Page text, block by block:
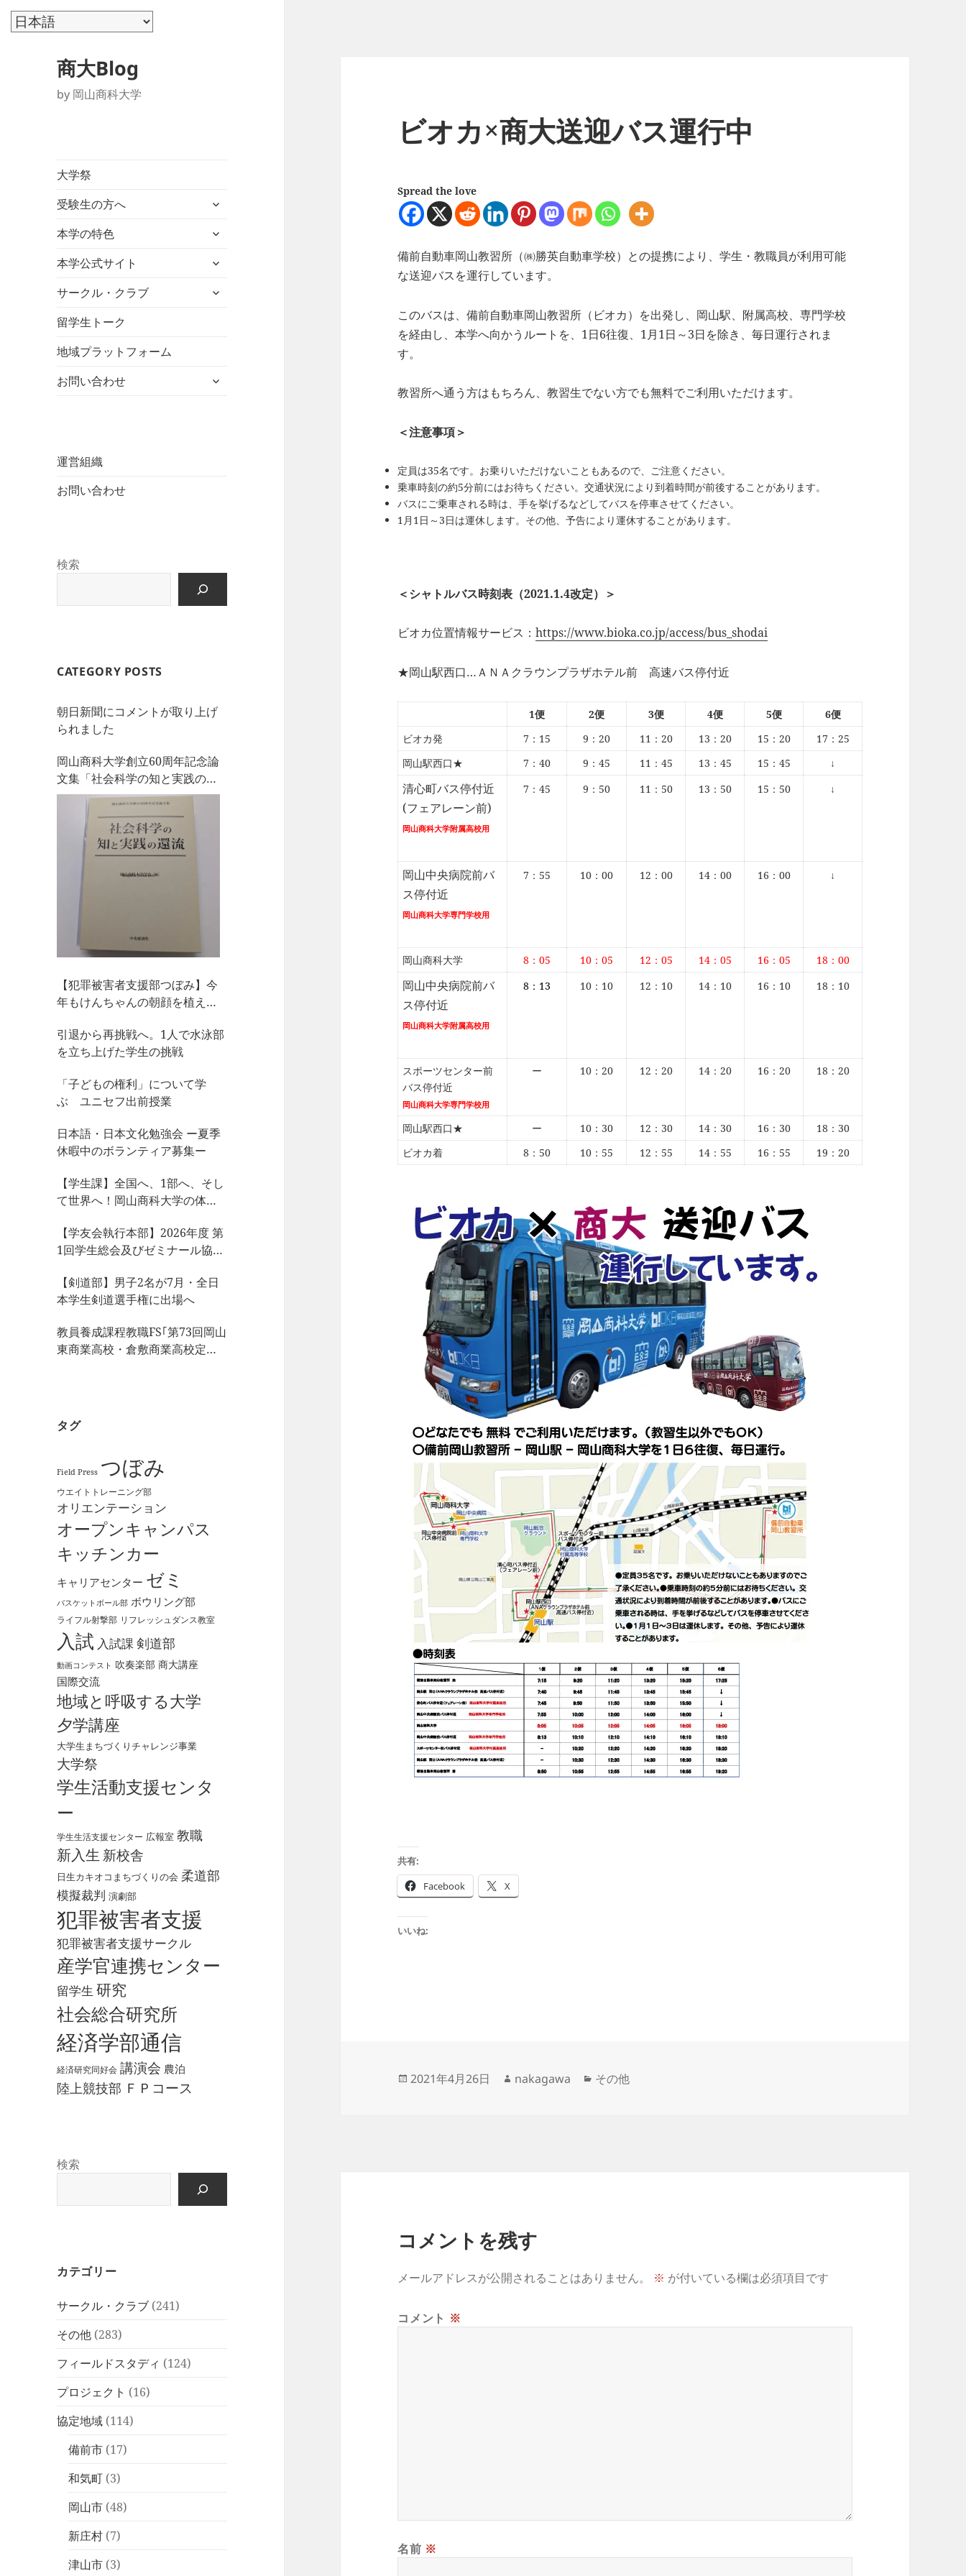
商大Blog
by 岡山商科大学
大学祭
受験生の方へ
サ
メ
ュ
を
本学の特色
サ
メ
ュ
本学公式サイト
サ
メ
サークル・クラブ
サ
を
留学生トーク
地域プラットフォーム
お問い合わせ
サ
運営組織
お問い合わせ
検索
CATEGORY POSTS
朝日新聞にコメントが取り上げ
られました
岡山商科大学創立60周年記念論
文集「社会科学の知と実践の還
流」を刊行しました
【犯罪被害者支援部つぼみ】今
年もけんちゃんの朝顔を植えま
引退から再挑戦へ。1人で水泳部
を立ち上げた学生の挑戦
「子どもの権利」について学
ぶ ユニセフ出前授業
日本語・日本文化勉強会 ー夏季
休暇中のボランティア募集ー
【学生課】全国へ、1部へ、そし
て世界へ！岡山商科大学の体育
動！
【学友会執行本部】2026年度 第
1回学生総会及びゼミナール協議
ました！
【剣道部】男子2名が7月・全日
本学生剣道選手権に出場へ
教員養成課程教職FS｢第73回岡山
東商業高校・倉敷商業高校定期
タグ
Field Press つぼみ
ウエイトトレーニング部
オリエンテーション
オープンキャンパス
キッチンカー
キャリアセンター ゼミ
バスケットボール部 ボウリング部
ライフル射撃部 リフレッシュダンス教室
入試 入試課 剣道部
動画コンテスト 吹奏楽部 商大講座
国際交流
地域と呼吸する大学
夕学講座
大学生まちづくりチャレンジ事業
大学祭
学生活動支援センタ
ー
学生生活支援センター 広報室 教職
新入生 新校舎
日生カキオコまちづくりの会 柔道部
模擬裁判 演劇部
犯罪被害者支援
犯罪被害者支援サークル
産学官連携センター
留学生 研究
社会総合研究所
経済学部通信
経済研究同好会 講演会 農泊
陸上競技部 ＦＰコース
検索
カテゴリー
サークル・クラブ (241)
その他 (283)
フィールドスタディ (124)
プロジェクト (16)
協定地域 (114)
備前市 (17)
和気町 (3)
岡山市 (48)
新庄村 (7)
津山市 (3)
ビオカ×商大送迎バス運行中
Spread the love
備前自動車岡山教習所（㈱勝英自動車学校）との提携により、学生・教職員が利用可能
な送迎バスを運行しています。
このバスは、備前自動車岡山教習所（ビオカ）を出発し、岡山駅、附属高校、専門学校
を経由し、本学へ向かうルートを、1日6往復、1月1日～3日を除き、毎日運行されま
す。
教習所へ通う方はもちろん、教習生でない方でも無料でご利用いただけます。
＜注意事項＞
定員は35名です。お乗りいただけないこともあるので、ご注意ください。
乗車時刻の約5分前にはお待ちください。交通状況により到着時間が前後することがあります。
バスにご乗車される時は、手を挙げるなどしてバスを停車させてください。
1月1日～3日は運休します。その他、予告により運休することがあります。
＜シャトルバス時刻表（2021.1.4改定）＞
ビオカ位置情報サービス：https://www.bioka.co.jp/access/bus_shodai
★岡山駅西口…ＡＮＡクラウンプラザホテル前 高速バス停付近
1便 2便 3便 4便 5便
6便
ビオカ発
7：15 9：20 11：20 13：20 15：20
17：25
岡山駅西口★
7：40 9：45 11：45 13：45 15：45 ↓
清心町バス停付近
(フェアレーン前)
岡山商科大学附属高校用
7：45 9：50 11：50 13：50 15：50 ↓
岡山中央病院前バ
ス停付近
岡山商科大学専門学校用
7：55 10：00 12：00 14：00 16：00 ↓
岡山商科大学 8：05 10：05 12：05 14：05 16：05 18：00
岡山中央病院前バ
ス停付近
岡山商科大学附属高校用
8：13 10：10 12：10 14：10 16：10 18：10
スポーツセンター前
バス停付近
岡山商科大学専門学校用
ー 10：20 12：20 14：20 16：20 18：20
岡山駅西口★ ー 10：30 12：30 14：30 16：30
18：30
ビオカ着
8：50 10：55 12：55 14：55 16：55 19：20
共有:
Facebook
X
いいね:
投
2021年4月26日
作
nakagawa
カ
その他
コメントを残す
メールアドレスが公開されることはありません。 ※ が付いている欄は必須項目です
コメント ※
名前 ※